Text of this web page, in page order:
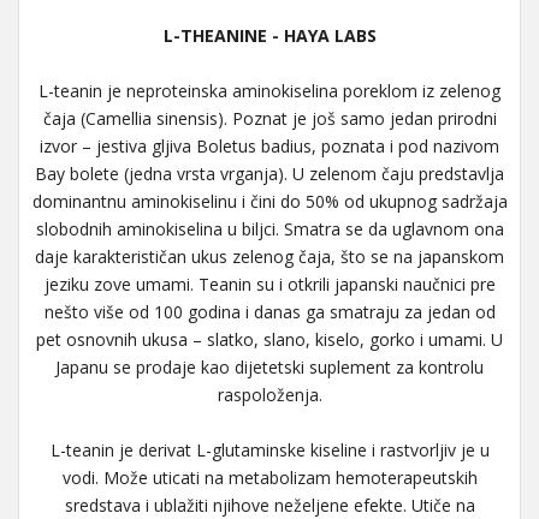
L-THEANINE - HAYA LABS
L-teanin je neproteinska aminokiselina poreklom iz zelenog
čaja (Camellia sinensis). Poznat je još samo jedan prirodni
izvor – jestiva gljiva Boletus badius, poznata i pod nazivom
Bay bolete (jedna vrsta vrganja). U zelenom čaju predstavlja
dominantnu aminokiselinu i čini do 50% od ukupnog sadržaja
slobodnih aminokiselina u biljci. Smatra se da uglavnom ona
daje karakterističan ukus zelenog čaja, što se na japanskom
jeziku zove umami. Teanin su i otkrili japanski naučnici pre
nešto više od 100 godina i danas ga smatraju za jedan od
pet osnovnih ukusa – slatko, slano, kiselo, gorko i umami. U
Japanu se prodaje kao dijetetski suplement za kontrolu
raspoloženja.
L-teanin je derivat L-­glutaminske kiseline i rastvorljiv je u
vodi. Može uticati na metabolizam hemoterapeutskih
sredstava i ublažiti njihove neželjene efekte. Utiče na